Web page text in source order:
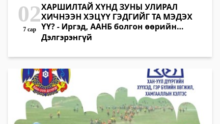
02
7 сар
ХАРШИЛТАЙ ХҮНД ЗУНЫ УЛИРАЛ
ХИЧНЭЭН ХЭЦҮҮ ГЭДГИЙГ ТА МЭДЭХ
ҮҮ? - Иргэд, ААНБ болгон өөрийн
эзэмшлийн талбайн шарилжийг
хүмүүсээ эрүүл байхад нь туслаарай.
Дэлгэрэнгүй